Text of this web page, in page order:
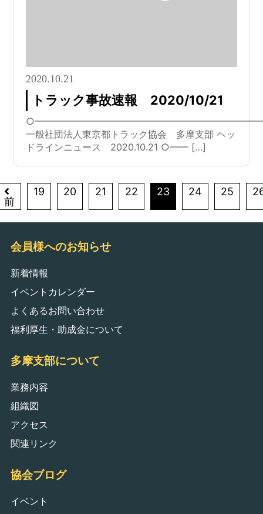
2020.10.21
トラック事故速報 2020/10/21
一般社団法人東京都トラック協会 多摩支部 ヘッ
ドラインニュース 2020.10.21 ○━━ […]
前
19 20 21 22 23 24 25
会員様へのお知らせ
新着情報
イベントカレンダー
よくあるお問い合わせ
福利厚生・助成金について
多摩支部について
業務内容
組織図
アクセス
関連リンク
協会ブログ
イベント